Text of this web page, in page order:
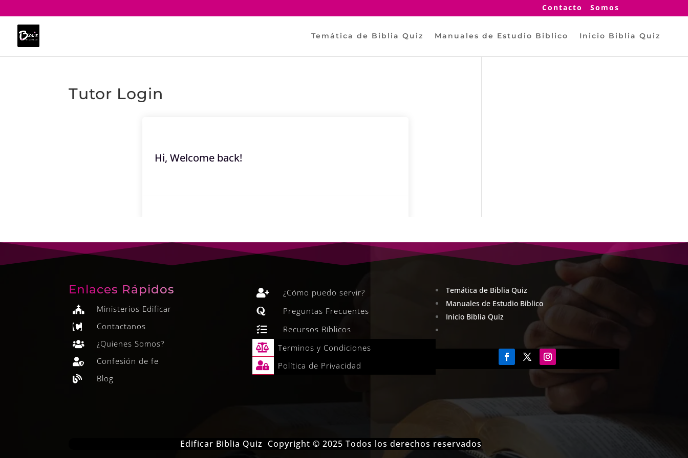
Contacto Somos
Temática de Biblia Quiz Manuales de Estudio Biblico Inicio Biblia Quiz
Tutor Login
Hi, Welcome back!
Enlaces Rápidos
 Ministerios Edificar
 Contactanos
 ¿Quienes Somos?
 Confesión de fe
 Blog
 ¿Cómo puedo servir?
 Preguntas Frecuentes
 Recursos Bíblicos
 Terminos y Condiciones
 Política de Privacidad
Temática de Biblia Quiz
Manuales de Estudio Biblico
Inicio Biblia Quiz
Edificar Biblia Quiz Copyright © 2025 Todos los derechos reservados